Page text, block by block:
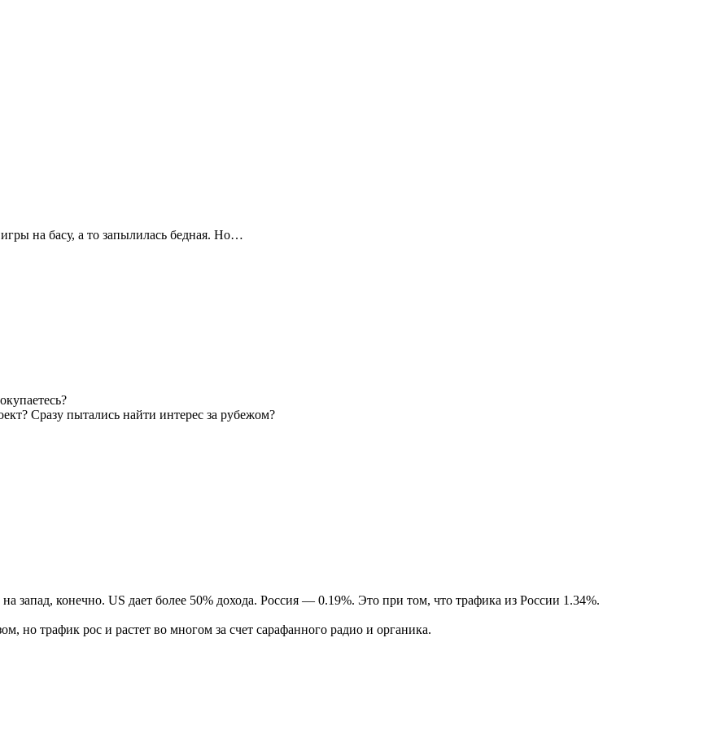
на басу, а то запылилась бедная. Но…
Сразу пытались найти интерес за рубежом?
запад, конечно. US дает более 50% дохода. Россия — 0.19%. Это при том, что трафика из России 1.34%.
но трафик рос и растет во многом за счет сарафанного радио и органика.